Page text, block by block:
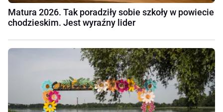
Matura 2026. Tak poradziły sobie szkoły w powiecie
chodzieskim. Jest wyraźny lider